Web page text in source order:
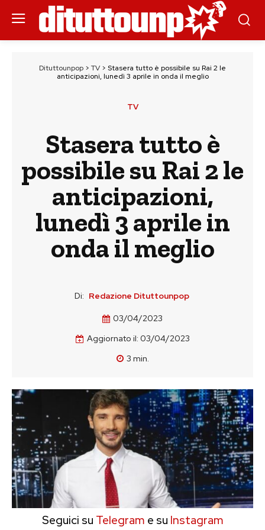
Dituttounpop > TV > Stasera tutto è possibile su Rai 2 le
anticipazioni, lunedì 3 aprile in onda il meglio
TV
Stasera tutto è
possibile su Rai 2 le
anticipazioni,
lunedì 3 aprile in
onda il meglio
Di: Redazione Dituttounpop
03/04/2023
Aggiornato il: 03/04/2023
3 min.
Seguici su Telegram e su Instagram